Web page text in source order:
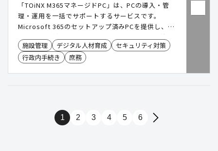
「TOiNX M365マネージドPC」は、PCの導入・管
理・運用を一括でサポートするサービスです。
Microsoft 365のセットアップ済みPCを提供し、セ
キュリティ対策や運用サポートを標準装備。自治体
のIT管理負担を軽減し、DX推進を強力に支援しま
す。
施設管理 デジタル人材育成
セキュリティ対策
行政内手続き
庶務
1 2 3 4 5 6